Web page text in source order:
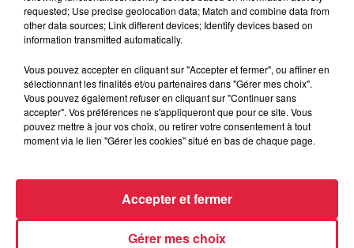
Votre n° de téléphone*
Votre message*
requested; Use precise geolocation data; Match and combine data from
other data sources; Link different devices; Identify devices based on
information transmitted automatically.
Vous pouvez accepter en cliquant sur "Accepter et fermer", ou affiner en
sélectionnant les finalités et/ou partenaires dans "Gérer mes choix".
Vous pouvez également refuser en cliquant sur "Continuer sans
accepter". Vos préférences ne s'appliqueront que pour ce site. Vous
pouvez mettre à jour vos choix, ou retirer votre consentement à tout
moment via le lien "Gérer les cookies" situé en bas de chaque page.
Gérer mes choix
Accepter et fermer